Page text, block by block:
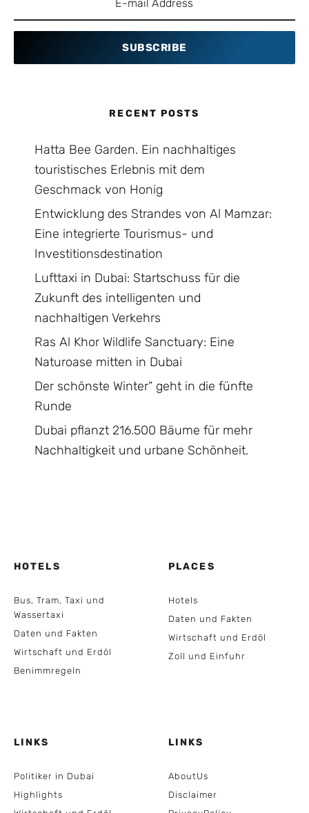
SUBSCRIBE
RECENT POSTS
Hatta Bee Garden. Ein nachhaltiges
touristisches Erlebnis mit dem
Geschmack von Honig
Entwicklung des Strandes von Al Mamzar:
Eine integrierte Tourismus- und
Investitionsdestination
Lufttaxi in Dubai: Startschuss für die
Zukunft des intelligenten und
nachhaltigen Verkehrs
Ras Al Khor Wildlife Sanctuary: Eine
Naturoase mitten in Dubai
Der schönste Winter“ geht in die fünfte
Runde
Dubai pflanzt 216.500 Bäume für mehr
Nachhaltigkeit und urbane Schönheit.
HOTELS
Bus, Tram, Taxi und
Wassertaxi
Daten und Fakten
Wirtschaft und Erdöl
Benimmregeln
PLACES
Hotels
Daten und Fakten
Wirtschaft und Erdöl
Zoll und Einfuhr
LINKS
Politiker in Dubai
Highlights
LINKS
AboutUs
Disclaimer